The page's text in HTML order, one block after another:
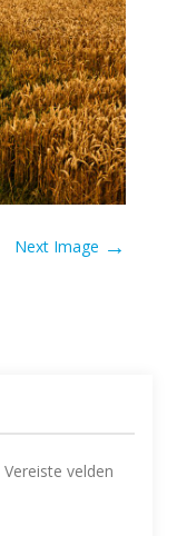
Next Image →
Vereiste velden